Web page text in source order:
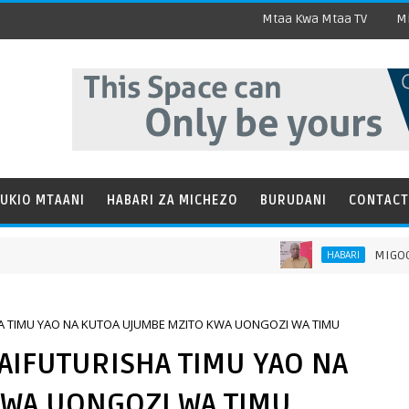
Mtaa Kwa Mtaa TV
MTAANI HABARI ZA MICHEZO BURUDANI
HABARI MIGOGORO YA
TIMU YAO NA KUTOA UJUMBE MZITO KWA UONGOZI WA TIMU
TIMU YAO NA